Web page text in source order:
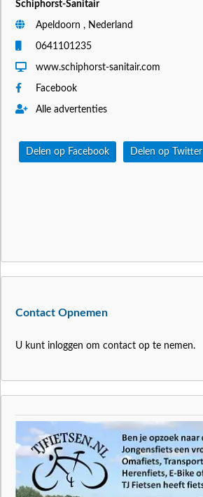
Schiphorst-Sanitair
Apeldoorn , Nederland
0641101235
www.schiphorst-sanitair.com
Facebook
Alle advertenties
Delen op Facebook Delen op Twitter
Contact Opnemen
U kunt inloggen om contact op te nemen.